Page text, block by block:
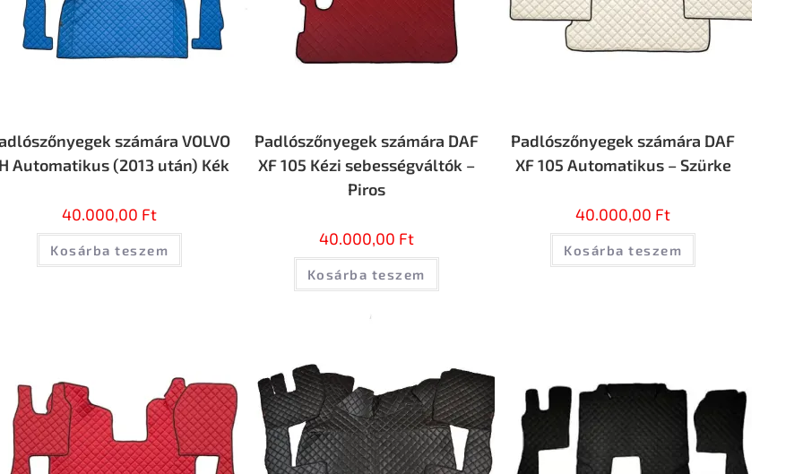
számára VOLVO
Automatikus (2013 után) Kék
40.000,00 Ft
Kosárba teszem
Padlószőnyegek számára DAF
XF 105 Kézi sebességváltók –
Piros
40.000,00 Ft
Kosárba teszem
Padlószőnyegek számára DAF
XF 105 Automatikus – Szürke
40.000,00 Ft
Kosárba teszem